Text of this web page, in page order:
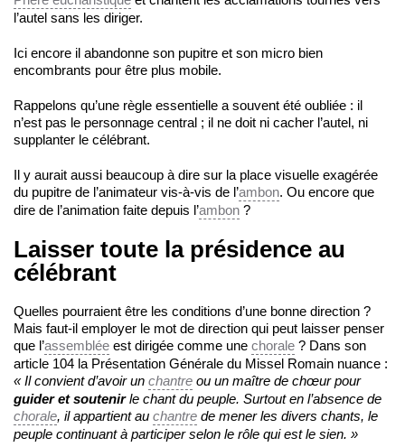
l’autel sans les diriger.
Ici encore il abandonne son pupitre et son micro bien
encombrants pour être plus mobile.
Rappelons qu’une règle essentielle a souvent été oubliée : il
n’est pas le personnage central ; il ne doit ni cacher l’autel, ni
supplanter le célébrant.
Il y aurait aussi beaucoup à dire sur la place visuelle exagérée
du pupitre de l’animateur vis-à-vis de l’ambon. Ou encore que
dire de l’animation faite depuis l’ambon ?
Laisser toute la présidence au
célébrant
Quelles pourraient être les conditions d’une bonne direction ?
Mais faut-il employer le mot de direction qui peut laisser penser
que l’assemblée est dirigée comme une chorale ? Dans son
article 104 la Présentation Générale du Missel Romain nuance :
« Il convient d’avoir un chantre ou un maître de chœur pour
guider et soutenirle chant du peuple. Surtout en l’absence de
chorale, il appartient au chantre de mener les divers chants, le
peuple continuant à participer selon le rôle qui est le sien. »